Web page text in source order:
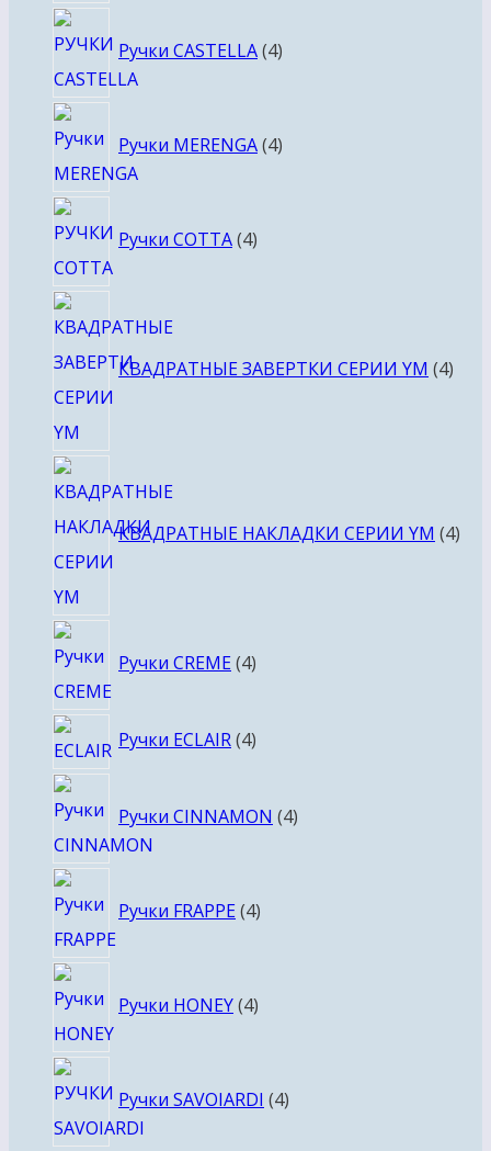
Ручки CASTELLA 4товара
Ручки MERENGA 4товара
Ручки COTTA 4товара
КВАДРАТНЫЕ ЗАВЕРТКИ СЕРИИ YM 4
КВАДРАТНЫЕ НАКЛАДКИ СЕРИИ YM 4
Ручки CREME 4товара
Ручки ECLAIR 44
Ручки CINNAMON 4товара
Ручки FRAPPE 4товара
Ручки HONEY 4товара
Ручки SAVOIARDI 4товара